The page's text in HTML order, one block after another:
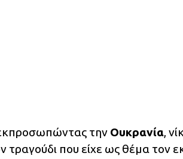
την Ουκρανία,
τραγούδι που είχε ως θέμα τον